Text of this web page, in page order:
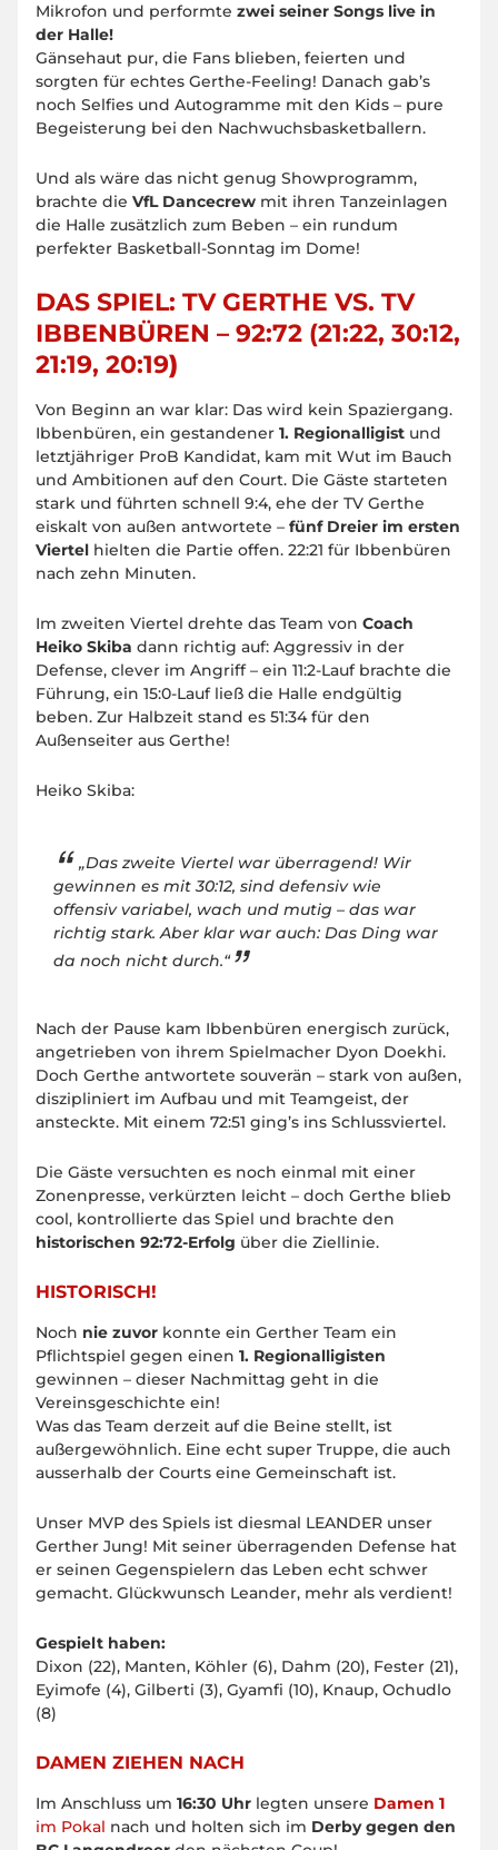
Mikrofon und performte zwei seiner Songs live in
der Halle!
Gänsehaut pur, die Fans blieben, feierten und
sorgten für echtes Gerthe-Feeling! Danach gab’s
noch Selfies und Autogramme mit den Kids – pure
Begeisterung bei den Nachwuchsbasketballern.
Und als wäre das nicht genug Showprogramm,
brachte die VfL Dancecrew mit ihren Tanzeinlagen
die Halle zusätzlich zum Beben – ein rundum
perfekter Basketball-Sonntag im Dome!
DAS SPIEL: TV GERTHE VS. TV
IBBENBÜREN – 92:72 (21:22, 30:12,
21:19, 20:19)
Von Beginn an war klar: Das wird kein Spaziergang.
Ibbenbüren, ein gestandener 1. Regionalligist und
letztjähriger ProB Kandidat, kam mit Wut im Bauch
und Ambitionen auf den Court. Die Gäste starteten
stark und führten schnell 9:4, ehe der TV Gerthe
eiskalt von außen antwortete – fünf Dreier im ersten
Viertel hielten die Partie offen. 22:21 für Ibbenbüren
nach zehn Minuten.
Im zweiten Viertel drehte das Team von Coach
Heiko Skiba dann richtig auf: Aggressiv in der
Defense, clever im Angriff – ein 11:2-Lauf brachte die
Führung, ein 15:0-Lauf ließ die Halle endgültig
beben. Zur Halbzeit stand es 51:34 für den
Außenseiter aus Gerthe!
Heiko Skiba:
„Das zweite Viertel war überragend! Wir
gewinnen es mit 30:12, sind defensiv wie
offensiv variabel, wach und mutig – das war
richtig stark. Aber klar war auch: Das Ding war
da noch nicht durch.“
Nach der Pause kam Ibbenbüren energisch zurück,
angetrieben von ihrem Spielmacher Dyon Doekhi.
Doch Gerthe antwortete souverän – stark von außen,
diszipliniert im Aufbau und mit Teamgeist, der
ansteckte. Mit einem 72:51 ging’s ins Schlussviertel.
Die Gäste versuchten es noch einmal mit einer
Zonenpresse, verkürzten leicht – doch Gerthe blieb
cool, kontrollierte das Spiel und brachte den
historischen 92:72-Erfolg über die Ziellinie.
HISTORISCH!
Noch nie zuvor konnte ein Gerther Team ein
Pflichtspiel gegen einen 1. Regionalligisten
gewinnen – dieser Nachmittag geht in die
Vereinsgeschichte ein!
Was das Team derzeit auf die Beine stellt, ist
außergewöhnlich. Eine echt super Truppe, die auch
ausserhalb der Courts eine Gemeinschaft ist.
Unser MVP des Spiels ist diesmal LEANDER unser
Gerther Jung! Mit seiner überragenden Defense hat
er seinen Gegenspielern das Leben echt schwer
gemacht. Glückwunsch Leander, mehr als verdient!
Gespielt haben:
Dixon (22), Manten, Köhler (6), Dahm (20), Fester (21),
Eyimofe (4), Gilberti (3), Gyamfi (10), Knaup, Ochudlo
(8)
DAMEN ZIEHEN NACH
Im Anschluss um 16:30 Uhr legten unsere Damen 1
im Pokal nach und holten sich im Derby gegen den